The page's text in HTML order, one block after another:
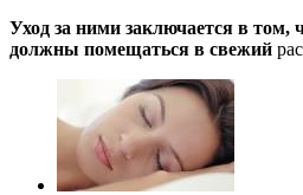
Уход за ними заключается в том,
должны помещаться в свежий